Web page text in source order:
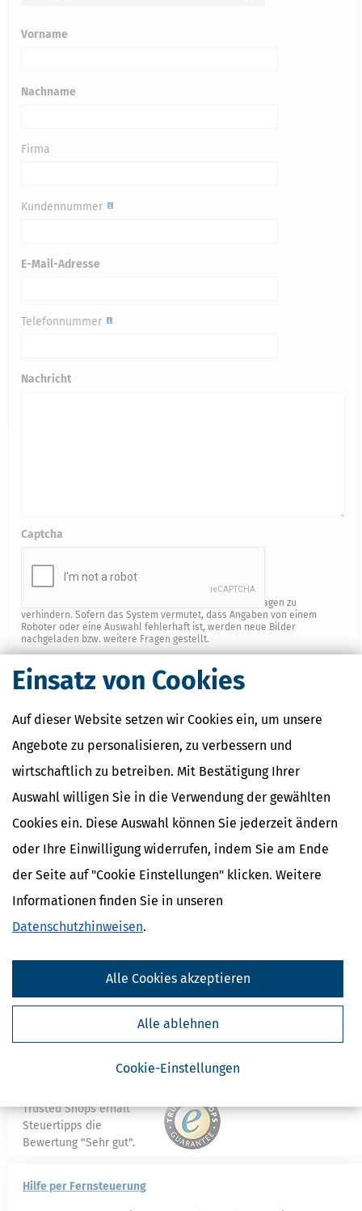
Einsatz von Cookies
Auf dieser Website setzen wir Cookies ein, um unsere
Angebote zu personalisieren, zu verbessern und
wirtschaftlich zu betreiben. Mit Bestätigung Ihrer
Auswahl willigen Sie in die Verwendung der gewählten
Cookies ein. Diese Auswahl können Sie jederzeit ändern
oder Ihre Einwilligung widerrufen, indem Sie am Ende
der Seite auf "Cookie Einstellungen" klicken. Weitere
Informationen finden Sie in unseren
Datenschutzhinweisen.
Cookie-Einstellungen
Alle ablehnen
Alle Cookies akzeptieren
Vorname
Nachname
Firma
Kundennummer
E-Mail-Adresse
Telefonnummer
Nachricht
Captcha
Mit dem Captcha von Google versuchen wir Spam-Anfragen zu
verhindern. Sofern das System vermutet, dass Angaben von einem
Roboter oder eine Auswahl fehlerhaft ist, werden neue Bilder
nachgeladen bzw. weitere Fragen gestellt.
Versenden ausgefüllt werden.
Ihre Anfrage wird von unserem technischem Dienstleister und
Auftragsverarbeiter, der Implenity GmbH (www.implenity.com),
bearbeitet. Sie willigen ein, dass wir Ihre Kontaktdaten und
die im Kontaktformular eingegebenen Daten ausschließlich
zum Zwecke der Bearbeitung Ihrer Anfrage an die Implenity
GmbH weitergegeben. Mit Bestätigung dieses Hinweises
erklären Sie sich damit einverstanden, dass die von Ihnen
eingegebenen Informationen und die weitere Kommunikation
dies nicht, bitten wir Sie Ihre Anliegen telefonisch mit dem
Kundenservice zu klären und diesen explizit darauf
Bei uns erwartet Sie ausgezeichneter Kundenservice
Trusted Shops erhält
Steuertipps die
Bewertung "Sehr gut".
Hilfe per Fernsteuerung